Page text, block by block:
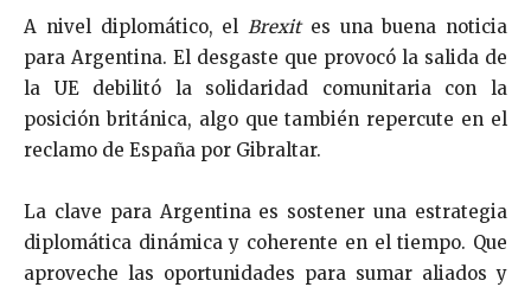
A nivel diplomático, el Brexites una buena noticia
para Argentina. El desgaste que provocó la salida de
la UE debilitó la solidaridad comunitaria con la
posición británica, algo que también repercute en el
reclamo de España por Gibraltar.
La clave para Argentina es sostener una estrategia
diplomática dinámica y coherente en el tiempo. Que
aproveche las oportunidades para sumar aliados y